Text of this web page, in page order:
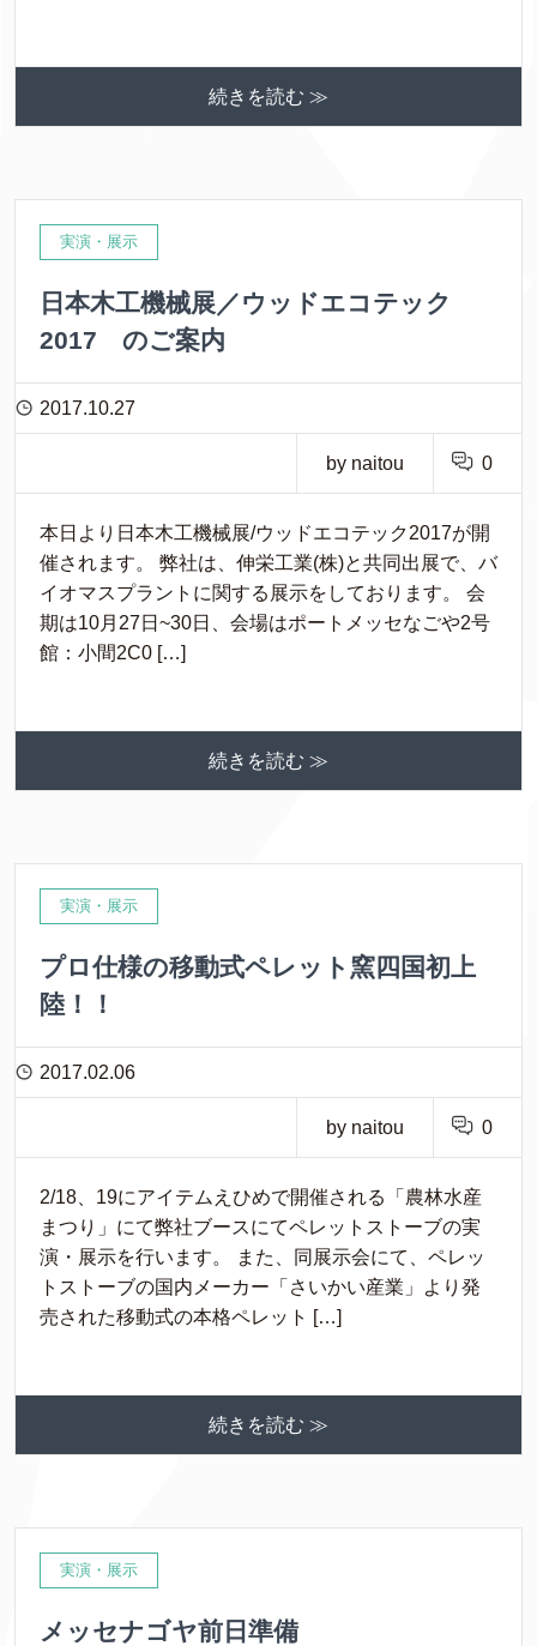
続きを読む ≫
実演・展示
日本木工機械展／ウッドエコテック
2017 のご案内
2017.10.27
by naitou 0
本日より日本木工機械展/ウッドエコテック2017が開
催されます。 弊社は、伸栄工業(株)と共同出展で、バ
イオマスプラントに関する展示をしております。 会
期は10月27日~30日、会場はポートメッセなごや2号
館：小間2C0 […]
続きを読む ≫
実演・展示
プロ仕様の移動式ペレット窯四国初上
陸！！
2017.02.06
by naitou 0
2/18、19にアイテムえひめで開催される「農林水産
まつり」にて弊社ブースにてペレットストーブの実
演・展示を行います。 また、同展示会にて、ペレッ
トストーブの国内メーカー「さいかい産業」より発
売された移動式の本格ペレット […]
続きを読む ≫
実演・展示
メッセナゴヤ前日準備